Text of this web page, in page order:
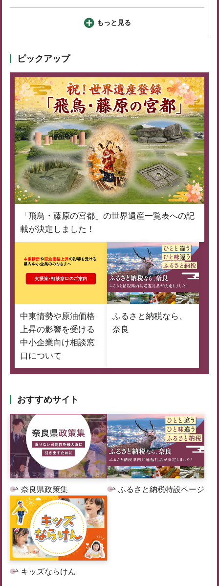
もっと見る
ピックアップ
「飛鳥・藤原の宮都」の世界遺産一覧表への記
載が決定しました！
中東情勢や原油価格
上昇の影響を受ける
中小企業向け相談窓
口について
ふるさと納税なら、
奈良
おすすめサイト
奈良県政策集 ふるさと納税特設ページ
キッズならけん